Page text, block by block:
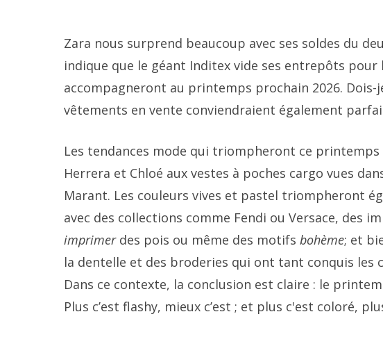
Zara nous surprend beaucoup avec ses soldes du
indique que le géant Inditex vide ses entrepôts pour
accompagneront au printemps prochain 2026.
vêtements en vente conviendraient également
Les tendances mode qui triompheront ce printemps
Herrera et Chloé aux vestes à poches cargo vues
Marant. Les couleurs vives et pastel triompheront
avec des collections comme Fendi ou Versace, des
imprimerdes pois ou même des motifs bohème; et
la dentelle et des broderies qui ont tant conquis les
Dans ce contexte, la conclusion est claire : le
Plus c’est flashy, mieux c’est ; et plus c'est coloré,